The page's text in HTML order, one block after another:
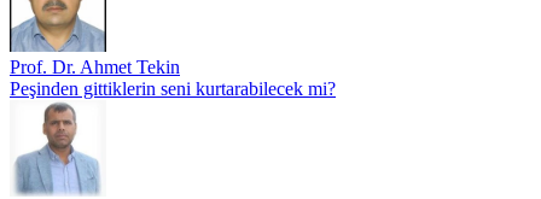
Prof. Dr. Ahmet Tekin
Peşinden gittiklerin seni kurtarabilecek mi?